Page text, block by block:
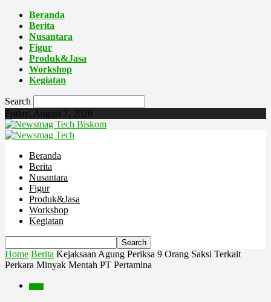
Beranda
Berita
Nusantara
Figur
Produk&Jasa
Workshop
Kegiatan
Search
Friday, August 7, 2026
Biskom
Beranda
Berita
Nusantara
Figur
Produk&Jasa
Workshop
Kegiatan
Home Berita Kejaksaan Agung Periksa 9 Orang Saksi Terkait
Perkara Minyak Mentah PT Pertamina